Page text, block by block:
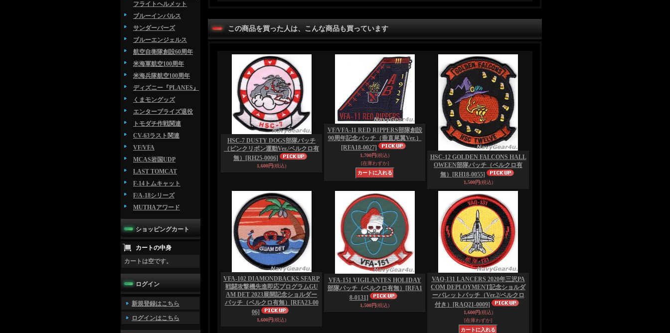
フライトヘルメット
ブルーインパルス
サンダーバーズ
ブルーエンジェルス
航空自衛隊創設60周年
米海軍航空100周年
米海兵隊航空100周年
ディズニー『PLANES』
くまモングッズ
エンタープライズ退役
トモダチ作戦関連
CV-63ラスト関連
VF/VFA
MCAS岩国UDP
LAST TOMCAT
F-14トムキャット
F/A-18シリーズ
MUTHAアワード
ショッピングカート
カートの中身
カートは空です。
ログイン
新規登録はこちら
ログインはこちら
この商品を買った人は、こんな商品も買っています
HSC-7 DUSTY DOGS部隊パッチ
（ピンクリボン運動Ver./ベルクロ有
無）
[RH25-0006]
1,600円(税込)
VF/VFA-11 RED RIPPERS部隊創設
90周年記念パッチ（垂直尾翼Ver.）
[RFA18-0027]
1,700円(税込)
[在庫わずか]
HSC-12 GOLDEN FALCONS HALL
OWEEN部隊パッチ（ベルクロ有
無）
[RH18-0055]
1,500円(税込)
VFA-102 DIAMONDBACKS SFARP
戦闘攻撃機先進即応プログラムGU
AM DET 2023展開記念ショルダー
パッチ（ベルクロ有無）
[RFA23-00
06]
1,600円(税込)
VFA-151 VIGILANTES HOLIDAY
部隊パッチ（ベルクロ有無）
[RFA1
8-0131]
1,500円(税込)
VAQ-131 LANCERS 2020年三沢PA
COM DEPLOYMENT記念ショルダ
ーバレットパッチ（Ver.2/ベルクロ
付き）
[RAQ21-0009]
1,600円(税込)
[在庫わずか]